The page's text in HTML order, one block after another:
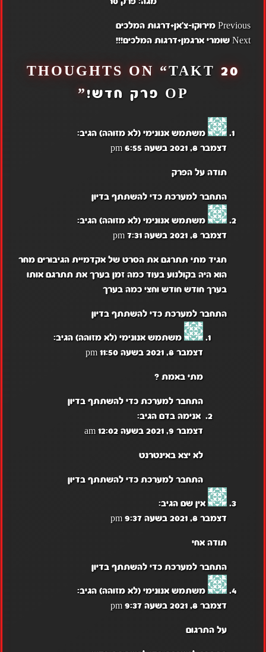
POST
NAVIGATION
Previousמירוקו-צ'אן+דרגות המלכים
Nextשומרי ארגמן+דרגות המלכים!!!
20 THOUGHTS ON “
TAKT
OP פרק חדש!
”
משתמש אנונימי (לא מזוהה) הגיב:
דצמבר 8, 2021 בשעה 6:55 pm
תודה על הפרק
התחבר למערכת כדי להשתתף בדיון
משתמש אנונימי (לא מזוהה) הגיב:
דצמבר 8, 2021 בשעה 7:31 pm
תגיד מתי תתרגם את הסרט של אקדמיית הגיבורים מחר
הוא היה בקולנוע בעוד כמה זמן בערך את תתרגם אותו
בערך חודש חודש וחצי כמה בערך
התחבר למערכת כדי להשתתף בדיון
משתמש אנונימי (לא מזוהה) הגיב:
דצמבר 8, 2021 בשעה 11:50 pm
מתי באמת ?
התחבר למערכת כדי להשתתף בדיון
אנימה בדם הגיב:
דצמבר 9, 2021 בשעה 12:02 am
לא יצא באינטרנט
התחבר למערכת כדי להשתתף בדיון
אין שם הגיב:
דצמבר 8, 2021 בשעה 9:37 pm
תודה אחי
התחבר למערכת כדי להשתתף בדיון
משתמש אנונימי (לא מזוהה) הגיב:
דצמבר 8, 2021 בשעה 9:37 pm
על התרגום